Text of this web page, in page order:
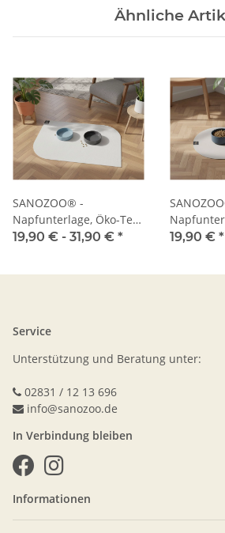
Ähnliche
SANOZOO® -
Napfunterlage, Öko-Tex,
Blatt
19,90 € - 31,90 € *
Tropfen
19,90 € *
Service
Unterstützung und Beratung unter:
02831 / 12 13 696
info@sanozoo.de
In Verbindung bleiben
Informationen